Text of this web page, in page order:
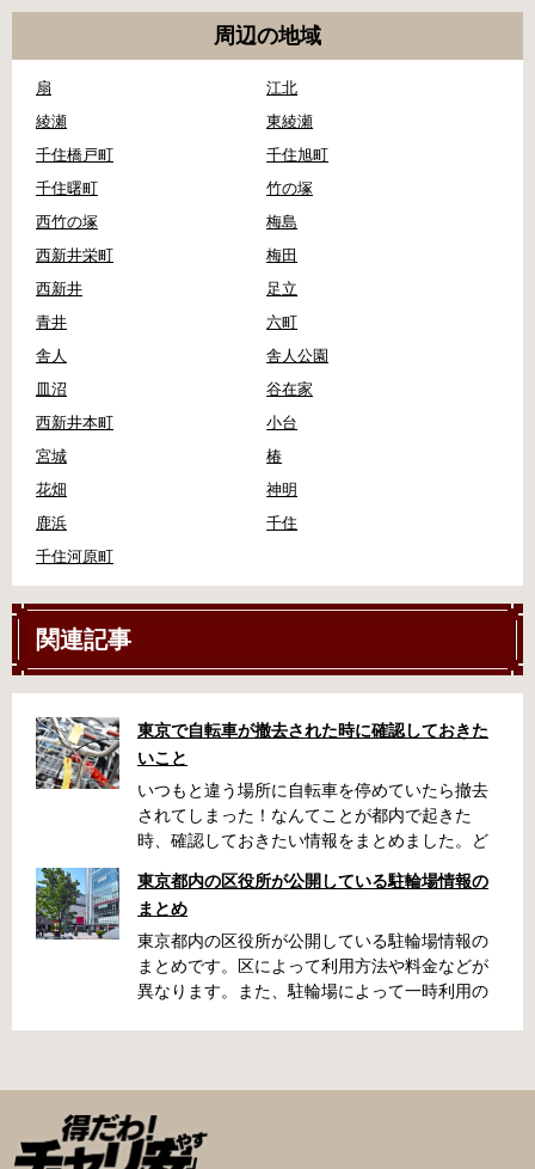
周辺の地域
扇
江北
綾瀬
東綾瀬
千住橋戸町
千住旭町
千住曙町
竹の塚
西竹の塚
梅島
西新井栄町
梅田
西新井
足立
青井
六町
舎人
舎人公園
皿沼
谷在家
西新井本町
小台
宮城
椿
花畑
神明
鹿浜
千住
千住河原町
関連記事
東京で自転車が撤去された時に確認しておきた
いこと
いつもと違う場所に自転車を停めていたら撤去
されてしまった！なんてことが都内で起きた
時、確認しておきたい情報をまとめました。ど
くらい？なんて疑問が浮かぶかと思います。事
前に確認していざという時対処しましょう。 千
代田区 / 新宿区 / 品川区 / 港区 / 中央区 / 大田区
/ 北区 / 墨田区 / 渋谷区 / 葛飾区 千代田区で撤去
された場合 猿楽町保管場所 住所 千代田区神田
の地図が置いてあります） 東京メトロ半蔵門
線、都営新宿・三田線神保町駅から徒歩7分 大
手町高架下自転車保管場所 住所 千代田区大手町
東京都内の区役所が公開している駐輪場情報の
まとめ
東京都内の区役所が公開している駐輪場情報の
まとめです。区によって利用方法や料金などが
異なります。また、駐輪場によって一時利用の
の自転車駐輪場 利用方法 利用登録申請書の提出
申請期間内に利用登録申請書（PDF：
1,396KB） と必要書類を環境まちづくり総務課